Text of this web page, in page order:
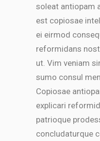
soleat antiopam
est copiosae
ei eirmod
reformidans
ut. Vim veniam
sumo consul
Copiosae
explicari
patrioque
concludaturque